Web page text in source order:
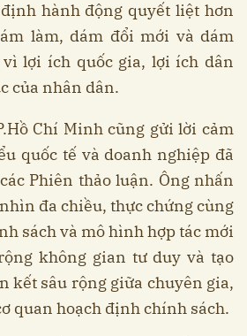
hành động quyết liệt hơn
làm, dám đổi mới và dám
lợi ích quốc gia, lợi ích dân
của nhân dân.
Chí Minh cũng gửi lời cảm
quốc tế và doanh nghiệp đã
Phiên thảo luận. Ông nhấn
đa chiều, thực chứng cùng
sách và mô hình hợp tác mới
không gian tư duy và tạo
kết sâu rộng giữa chuyên gia,
quan hoạch định chính sách.